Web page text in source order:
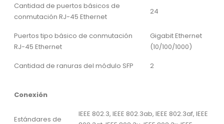
Cantidad de puertos básicos de
conmutación RJ-45 Ethernet
24
Puertos tipo básico de conmutación
RJ-45 Ethernet
Gigabit Ethernet
(10/100/1000)
Cantidad de ranuras del módulo SFP
2
Conexión
Estándares de
IEEE 802.3, IEEE 802.3ab, IEEE 802.3af, IEEE